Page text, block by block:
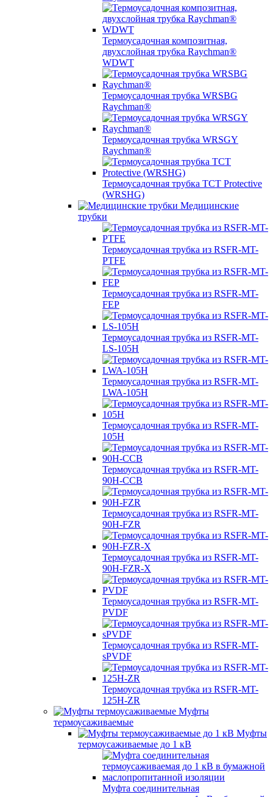
Термоусадочная композитная,
двухслойная трубка Raychman®
WDWT
Термоусадочная трубка WRSBG
Raychman®
Термоусадочная трубка WRSGY
Raychman®
Термоусадочная трубка TCT Protective
(WRSHG)
Медицинские
трубки
Термоусадочная трубка из RSFR-MT-
PTFE
Термоусадочная трубка из RSFR-MT-
FEP
Термоусадочная трубка из RSFR-MT-
LS-105H
Термоусадочная трубка из RSFR-MT-
LWA-105H
Термоусадочная трубка из RSFR-MT-
105H
Термоусадочная трубка из RSFR-MT-
90H-CCB
Термоусадочная трубка из RSFR-MT-
90H-FZR
Термоусадочная трубка из RSFR-MT-
90H-FZR-X
Термоусадочная трубка из RSFR-MT-
PVDF
Термоусадочная трубка из RSFR-MT-
sPVDF
Термоусадочная трубка из RSFR-MT-
125H-ZR
Муфты
термоусаживаемые
Муфты
термоусаживаемые до 1 кВ
Муфта соединительная